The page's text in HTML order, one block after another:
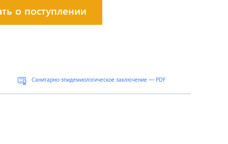
о поступлении
Санитарно-эпидемиологическое заключение — PDF